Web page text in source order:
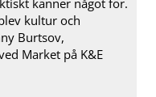
kultur och
Burtsov,
Market på K&E